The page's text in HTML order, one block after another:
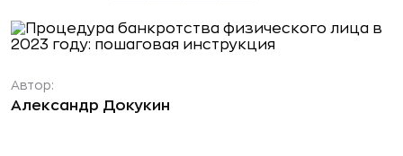
Автор:
Александр Докукин